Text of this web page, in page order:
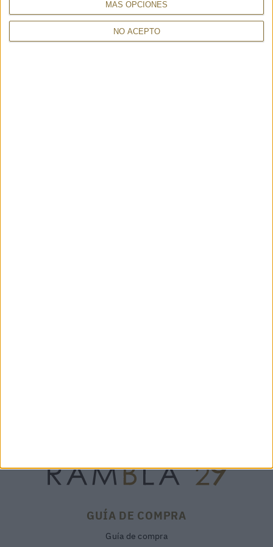
MÁS OPCIONES
NO ACEPTO
GUÍA DE COMPRA
Guía de compra